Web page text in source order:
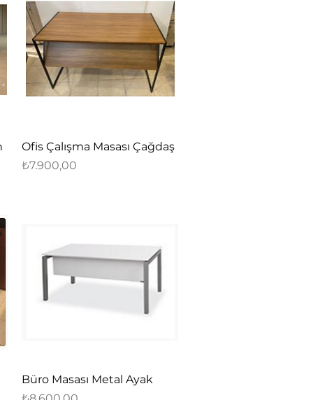
Hızlı Bakış
Ofis Çalışma Masası Çağdaş
Fiyat
₺7.900,00
Hızlı Bakış
Büro Masası Metal Ayak
Fiyat